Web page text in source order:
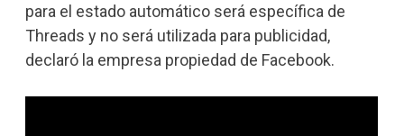
para el estado automático será específica de
Threads y no será utilizada para publicidad,
declaró la empresa propiedad de Facebook.